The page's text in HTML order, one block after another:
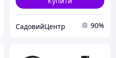
СадовийЦентр 90%